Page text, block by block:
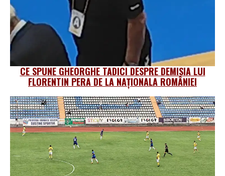
CE SPUNE GHEORGHE TADICI DESPRE DEMISIA LUI
FLORENTIN PERA DE LA NAȚIONALA ROMÂNIEI